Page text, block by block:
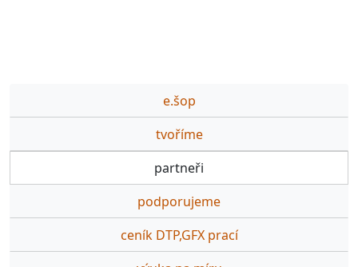
e.šop
tvoříme
partneři
podporujeme
ceník DTP,GFX prací